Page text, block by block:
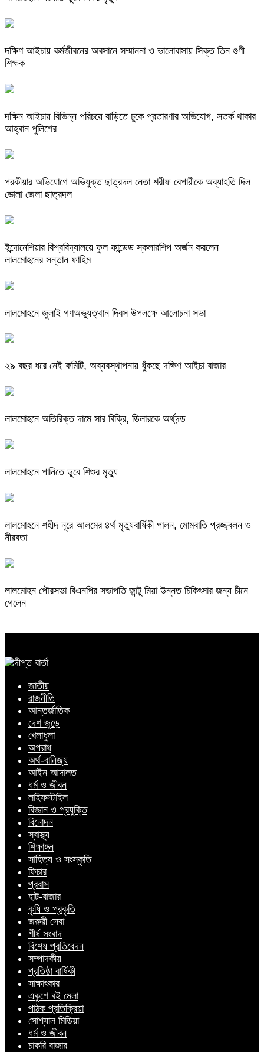
দক্ষিণ আইচায় কর্মজীবনের অবসানে সম্মাননা ও ভালোবাসায় সিক্ত তিন গুণী
শিক্ষক
দক্ষিন আইচায় ‎বিভিন্ন পরিচয়ে বাড়িতে ঢুকে প্রতারণার অভিযোগ, সতর্ক থাকার
আহ্বান পুলিশের
পরকীয়ার অভিযোগে অভিযুক্ত ছাত্রদল নেতা শরীফ বেপারীকে অব্যাহতি দিল
ভোলা জেলা ছাত্রদল
ইন্দোনেশিয়ার বিশ্ববিদ্যালয়ে ফুল ফান্ডেড স্কলারশিপ অর্জন করলেন
লালমোহনের সন্তান ফাহিম
লালমোহনে জুলাই গণঅভ্যুত্থান দিবস উপলক্ষে আলোচনা সভা
২৯ বছর ধরে নেই কমিটি, অব্যবস্থাপনায় ধুঁকছে দক্ষিণ আইচা বাজার
লালমোহনে অতিরিক্ত দামে সার বিক্রি, ডিলারকে অর্থদন্ড
লালমোহনে পানিতে ডুবে শিশুর মৃত্যু
লালমোহনে শহীদ নূরে আলমের ৪র্থ মৃত্যুবার্ষিকী পালন, মোমবাতি প্রজ্জ্বলন ও
নীরবতা
লালমোহন পৌরসভা বিএনপির সভাপতি জান্টু মিয়া উন্নত চিকিৎসার জন্য চীনে
গেলেন
জাতীয়
রাজনীতি
আন্তর্জাতিক
দেশ জুড়ে
খেলাধুলা
অপরাধ
অর্থ-বানিজ্য
আইন আদালত
ধর্ম ও জীবন
লাইফস্টাইল
বিজ্ঞান ও প্রযুক্তি
বিনোদন
স্বাস্থ্য
শিক্ষাঙ্গন
সাহিত্য ও সংস্কৃতি
ফিচার
প্রবাস
হাট-বাজার
কৃষি ও প্রকৃতি
জরুরী সেবা
শীর্ষ সংবাদ
বিশেষ প্রতিবেদন
সম্পাদকীয়
প্রতিষ্ঠা বার্ষিকী
সাক্ষাৎকার
একুশে বই মেলা
পাঠক প্রতিক্রিয়া
সোশ্যাল মিডিয়া
ধর্ম ও জীবন
চাকরি বাজার